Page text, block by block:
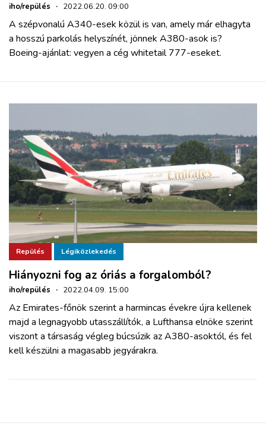
iho/repülés · 2022.06.20. 09:00
A szépvonalú A340-esek közül is van, amely már elhagyta
a hosszú parkolás helyszínét, jönnek A380-asok is?
Boeing-ajánlat: vegyen a cég whitetail 777-eseket.
Repülés Légiközlekedés
Hiányozni fog az óriás a forgalomból?
iho/repülés · 2022.04.09. 15:00
Az Emirates-főnök szerint a harmincas évekre újra kellenek
majd a legnagyobb utasszállítók, a Lufthansa elnöke szerint
viszont a társaság végleg búcsúzik az A380-asoktól, és fel
kell készülni a magasabb jegyárakra.